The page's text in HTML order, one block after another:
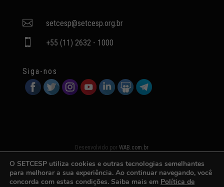
 setcesp@setcesp.org.br
 +55 (11) 2632 - 1000
Siga-nos
Desenvolvido porWAB.com.br
O SETCESP utiliza cookies e outras tecnologias semelhantes
para melhorar a sua experiência. Ao continuar navegando, você
concorda com estas condições. Saiba mais em Política de